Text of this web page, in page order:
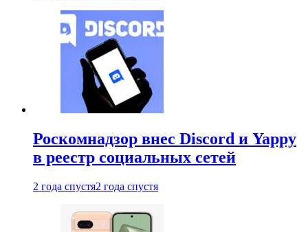
Роскомнадзор внес Discord и Yappy
в реестр социальных сетей
2 года спустя2 года спустя